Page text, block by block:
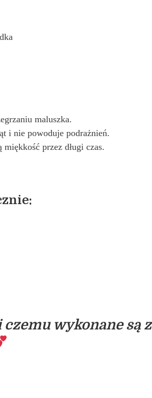
maluszka.
i nie powoduje podrażnień.
przez długi czas.
wykonane są z